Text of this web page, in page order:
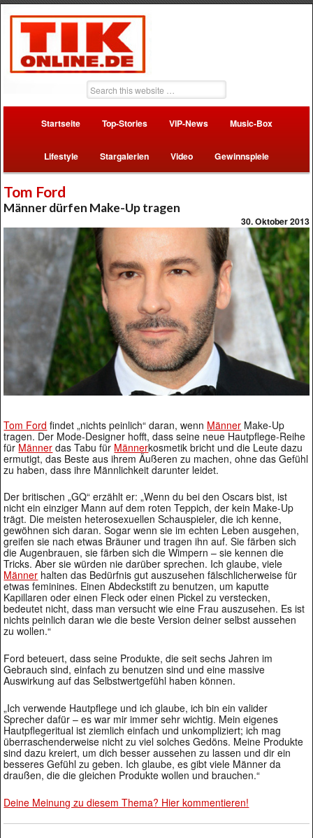
Startseite Top-Stories VIP-News Music-Box
Lifestyle Stargalerien Video Gewinnspiele
Tom Ford
Männer dürfen Make-Up tragen
30. Oktober 2013
Tom Ford findet „nichts peinlich“ daran, wenn Männer Make-Up
tragen. Der Mode-Designer hofft, dass seine neue Hautpflege-Reihe
fürMänner das Tabu für Männerkosmetik bricht und die Leute dazu
ermutigt, das Beste aus ihrem Äußeren zu machen, ohne das Gefühl
zu haben, dass ihre Männlichkeit darunter leidet.
Der britischen „GQ“ erzählt er: „Wenn du bei den Oscars bist, ist
nicht ein einziger Mann auf dem roten Teppich, der kein Make-Up
trägt. Die meisten heterosexuellen Schauspieler, die ich kenne,
gewöhnen sich daran. Sogar wenn sie im echten Leben ausgehen,
greifen sie nach etwas Bräuner und tragen ihn auf. Sie färben sich
die Augenbrauen, sie färben sich die Wimpern – sie kennen die
Tricks. Aber sie würden nie darüber sprechen. Ich glaube, viele
Männer halten das Bedürfnis gut auszusehen fälschlicherweise für
etwas feminines. Einen Abdeckstift zu benutzen, um kaputte
Kapillaren oder einen Fleck oder einen Pickel zu verstecken,
bedeutet nicht, dass man versucht wie eine Frau auszusehen. Es ist
nichts peinlich daran wie die beste Version deiner selbst aussehen
zu wollen.“
Ford beteuert, dass seine Produkte, die seit sechs Jahren im
Gebrauch sind, einfach zu benutzen sind und eine massive
Auswirkung auf das Selbstwertgefühl haben können.
„Ich verwende Hautpflege und ich glaube, ich bin ein valider
Sprecher dafür – es war mir immer sehr wichtig. Mein eigenes
Hautpflegeritual ist ziemlich einfach und unkompliziert; ich mag
überraschenderweise nicht zu viel solches Gedöns. Meine Produkte
sind dazu kreiert, um dich besser aussehen zu lassen und dir ein
besseres Gefühl zu geben. Ich glaube, es gibt viele Männer da
draußen, die die gleichen Produkte wollen und brauchen.“
Deine Meinung zu diesem Thema? Hier kommentieren!